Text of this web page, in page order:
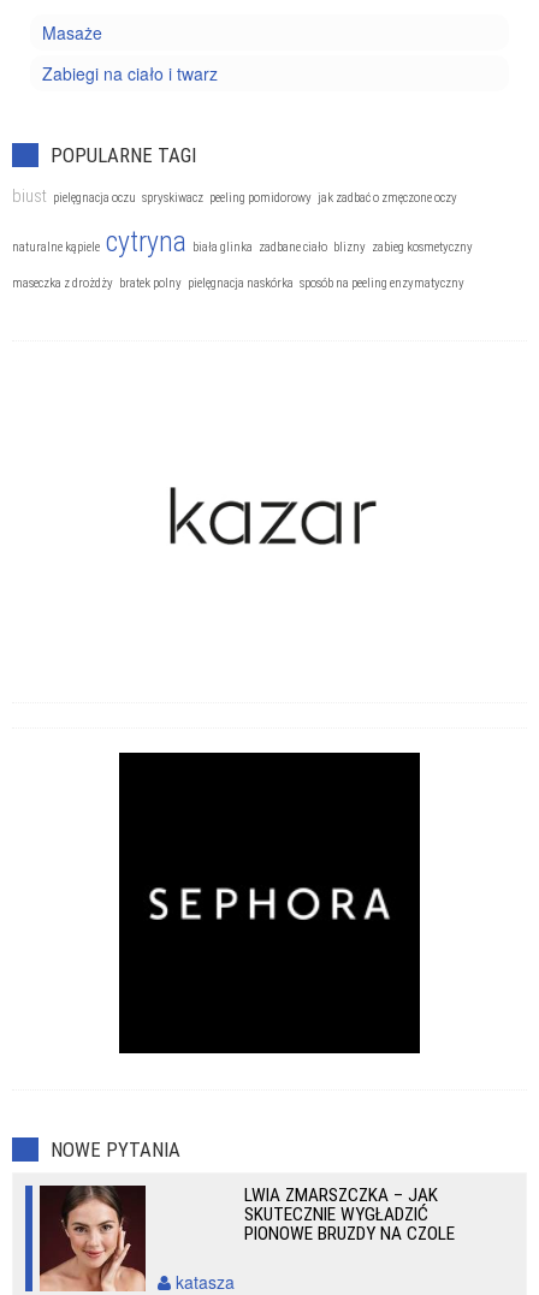
Masaże
Zabiegi na ciało i twarz
POPULARNE TAGI
biust pielęgnacja oczu spryskiwacz peeling pomidorowy jak zadbać o zmęczone oczy
naturalne kąpiele cytryna biała glinka zadbane ciało blizny zabieg kosmetyczny
maseczka z drożdży bratek polny pielęgnacja naskórka sposób na peeling enzymatyczny
NOWE PYTANIA
LWIA ZMARSZCZKA – JAK
SKUTECZNIE WYGŁADZIĆ
PIONOWE BRUZDY NA CZOLE
katasza